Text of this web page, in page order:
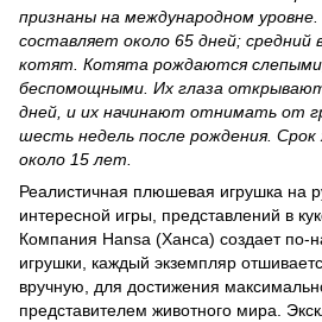
признаны на международном
составляет около 65 дней; средний
котят. Котята рождаются
беспомощными. Их глаза
дней, и их начинают отнимать от
шесть недель после рождения.
около 15 лет.
Реалистичная плюшевая игрушка на
интересной игры, представлений в
Компания Hansa (Ханса) создает по-
игрушки, каждый экземпляр
вручную, для достижения
представителем животного мира.